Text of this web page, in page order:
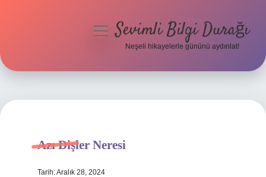
Hakkımızda
menüyüSevimli Bilgi Durağı
Neşeli hikayelerle gününü aydınlat!
Azı Dişler Neresi
Tarih: Aralık 28, 2024